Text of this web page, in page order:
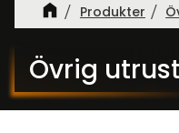
Övrig
Produkter